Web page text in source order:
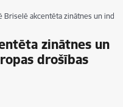
Briselē akcentēta zinātnes un
zinātnes un
drošības